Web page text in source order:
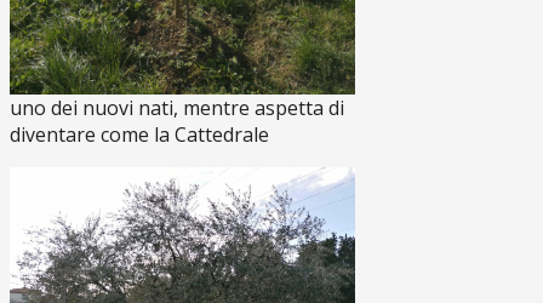
uno dei nuovi nati, mentre aspetta di
diventare come la Cattedrale